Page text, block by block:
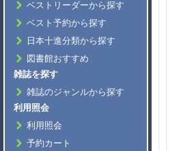
ベストリーダーから探す
ベスト予約から探す
日本十進分類から探す
図書館おすすめ
雑誌を探す
雑誌のジャンルから探す
利用照会
利用照会
予約カート